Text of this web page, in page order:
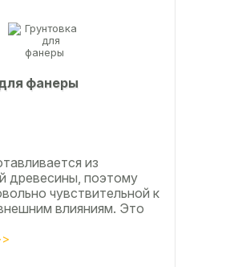
фанеры
из
древесины, поэтому
чувствительной к
влияниям. Это